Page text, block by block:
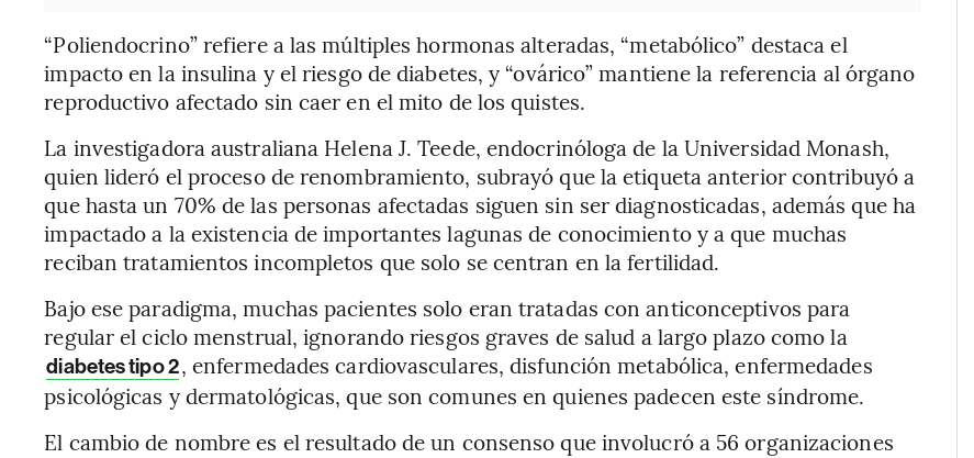
“Poliendocrino” refiere a las múltiples hormonas alteradas, “metabólico” destaca el
impacto en la insulina y el riesgo de diabetes, y “ovárico” mantiene la referencia al órgano
reproductivo afectado sin caer en el mito de los quistes.
La investigadora australiana Helena J. Teede, endocrinóloga de la Universidad Monash,
quien lideró el proceso de renombramiento, subrayó que la etiqueta anterior contribuyó a
que hasta un 70% de las personas afectadas siguen sin ser diagnosticadas, además que ha
impactado a la existencia de importantes lagunas de conocimiento y a que muchas
reciban tratamientos incompletos que solo se centran en la fertilidad.
Bajo ese paradigma, muchas pacientes solo eran tratadas con anticonceptivos para
regular el ciclo menstrual, ignorando riesgos graves de salud a largo plazo como la
diabetes tipo 2, enfermedades cardiovasculares, disfunción metabólica, enfermedades
psicológicas y dermatológicas, que son comunes en quienes padecen este síndrome.
El cambio de nombre es el resultado de un consenso que involucró a 56 organizaciones